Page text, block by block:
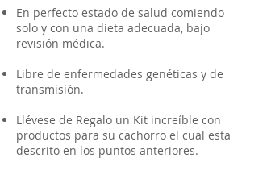
En perfecto estado de salud comiendo
solo y con una dieta adecuada, bajo
revisión médica.
Libre de enfermedades genéticas y de
transmisión.
Llévese de Regalo un Kit increíble con
productos para su cachorro el cual esta
descrito en los puntos anteriores.